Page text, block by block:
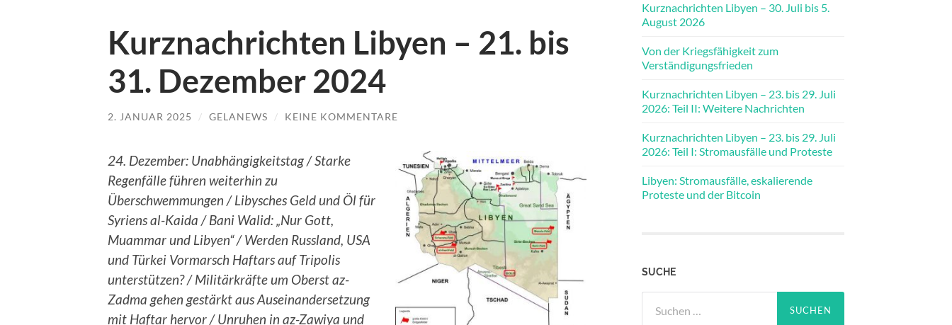
Kurznachrichten Libyen – 21. bis
31. Dezember 2024
2. JANUAR 2025 / GELANEWS / KEINE KOMMENTARE
24. Dezember: Unabhängigkeitstag / Starke
Regenfälle führen weiterhin zu
Überschwemmungen / Libysches Geld und Öl für
Syriens al-Kaida / Bani Walid: „Nur Gott,
Muammar und Libyen“ / Werden Russland, USA
und Türkei Vormarsch Haftars auf Tripolis
unterstützen? / Militärkräfte um Oberst az-
Zadma gehen gestärkt aus Auseinandersetzung
mit Haftar hervor / Unruhen in az-Zawiya und
Kurznachrichten Libyen – 30. Juli bis 5.
August 2026
Von der Kriegsfähigkeit zum
Verständigungsfrieden
Kurznachrichten Libyen – 23. bis 29. Juli
2026: Teil II: Weitere Nachrichten
Kurznachrichten Libyen – 23. bis 29. Juli
2026: Teil I: Stromausfälle und Proteste
Libyen: Stromausfälle, eskalierende
Proteste und der Bitcoin
SUCHE
nach: